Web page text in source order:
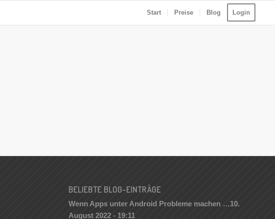
Start Preise Blog Login
BELIEBTE BLOG-EINTRÄGE
Wenn Apps unter Android Probleme machen …10.
August 2022 - 19:11